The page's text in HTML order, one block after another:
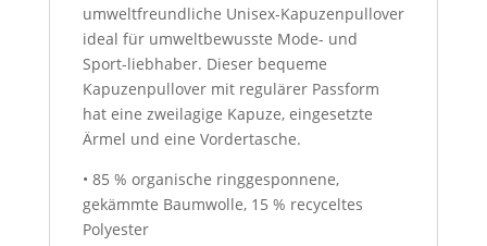
umweltfreundliche Unisex-Kapuzenpullover
ideal für umweltbewusste Mode- und
Sport-liebhaber. Dieser bequeme
Kapuzenpullover mit regulärer Passform
hat eine zweilagige Kapuze, eingesetzte
Ärmel und eine Vordertasche.
• 85 % organische ringgesponnene,
gekämmte Baumwolle, 15 % recyceltes
Polyester